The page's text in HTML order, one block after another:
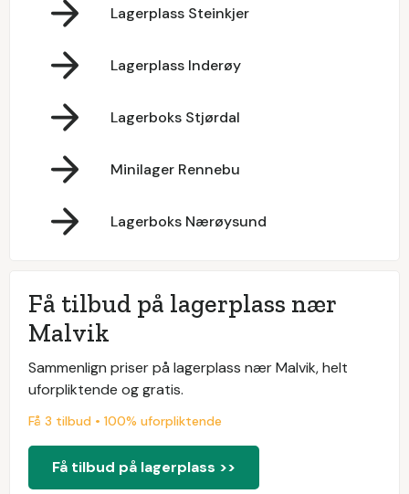
Lagerplass Steinkjer
Lagerplass Inderøy
Lagerboks Stjørdal
Minilager Rennebu
Lagerboks Nærøysund
Få tilbud på lagerplass nær
Malvik
Sammenlign priser på lagerplass nær Malvik, helt
uforpliktende og gratis.
Få 3 tilbud • 100% uforpliktende
Få tilbud på lagerplass >>